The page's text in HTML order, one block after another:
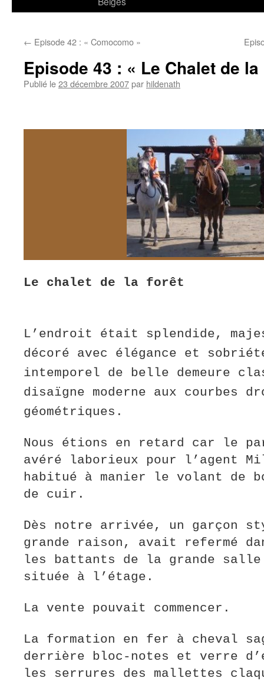
← Episode 42 : « Comocomo »
Episode 43 : « Le Chalet de
Publié le23 décembre 2007par hildenath
Le chalet de la forêt
L’endroit était splendide,
décoré avec élégance et
intemporel de belle demeure
disaïgne moderne aux courbes
géométriques.
Nous étions en retard car le
avéré laborieux pour l’agent
habitué à manier le volant de
de cuir.
Dès notre arrivée, un garçon
grande raison, avait refermé
les battants de la grande salle
située à l’étage.
La vente pouvait commencer.
La formation en fer à cheval
derrière bloc-notes et verre
les serrures des mallettes